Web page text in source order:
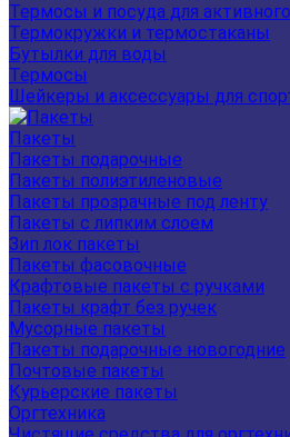
Термосы и посуда для
Термокружки и термостаканы
Бутылки для воды
Термосы
Шейкеры и аксессуары для
Пакеты
Пакеты подарочные
Пакеты полиэтиленовые
Пакеты прозрачные под ленту
Пакеты с липким слоем
Зип лок пакеты
Пакеты фасовочные
Крафтовые пакеты с ручками
Пакеты крафт без ручек
Мусорные пакеты
Пакеты подарочные новогодние
Почтовые пакеты
Курьерские пакеты
Оргтехника